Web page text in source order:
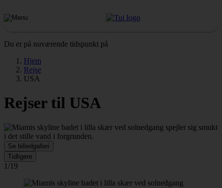
Du er på nuværende tidspunkt på
Hjem
Rejse
USA
Rejser til USA
Se billedgalleri
Tidligere
1/19